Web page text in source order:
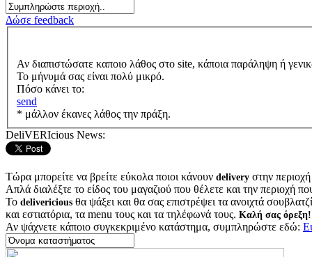
Δώσε feedback
Αν διαπιστώσατε καποιο λάθος στο site, κάποια παράληψη ή
Το μήνυμά σας είναι πολύ μικρό.
Πόσο κάνει το:
send
* μάλλον έκανες λάθος την πράξη.
DeliVERIcious News:
Τώρα μπορείτε να βρείτε εύκολα ποιοι κάνουν delivery στην
Απλά διαλέξτε το είδος του μαγαζιού που θέλετε και την περιοχή
Το delivericious θα ψάξει και θα σας επιστρέψει τα ανοιχτά
και εστιατόρια, τα menu τους και τα τηλέφωνά τους. Καλή σας όρεξη!
Αν ψάχνετε κάποιο συγκεκριμένο κατάστημα, συμπληρώστε εδώ: